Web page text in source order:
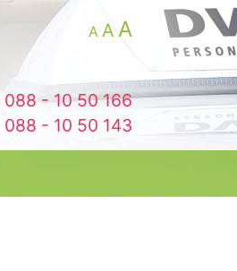
A A A
088 - 10 50 166
088 - 10 50 143